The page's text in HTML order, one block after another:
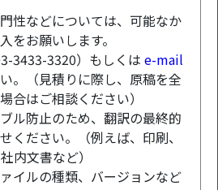
性などについては、可能なか
をお願いします。
3433-3320）もしくは e-mail
。（見積りに際し、原稿を全
合はご相談ください）
ル防止のため、翻訳の最終的
ください。（例えば、印刷、
内文書など）
イルの種類、バージョンなど